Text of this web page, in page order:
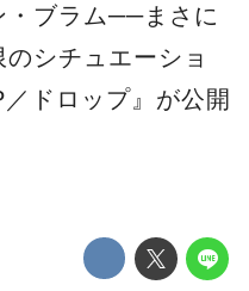
・ブラム──まさに
シチュエーショ
ドロップ』が公開